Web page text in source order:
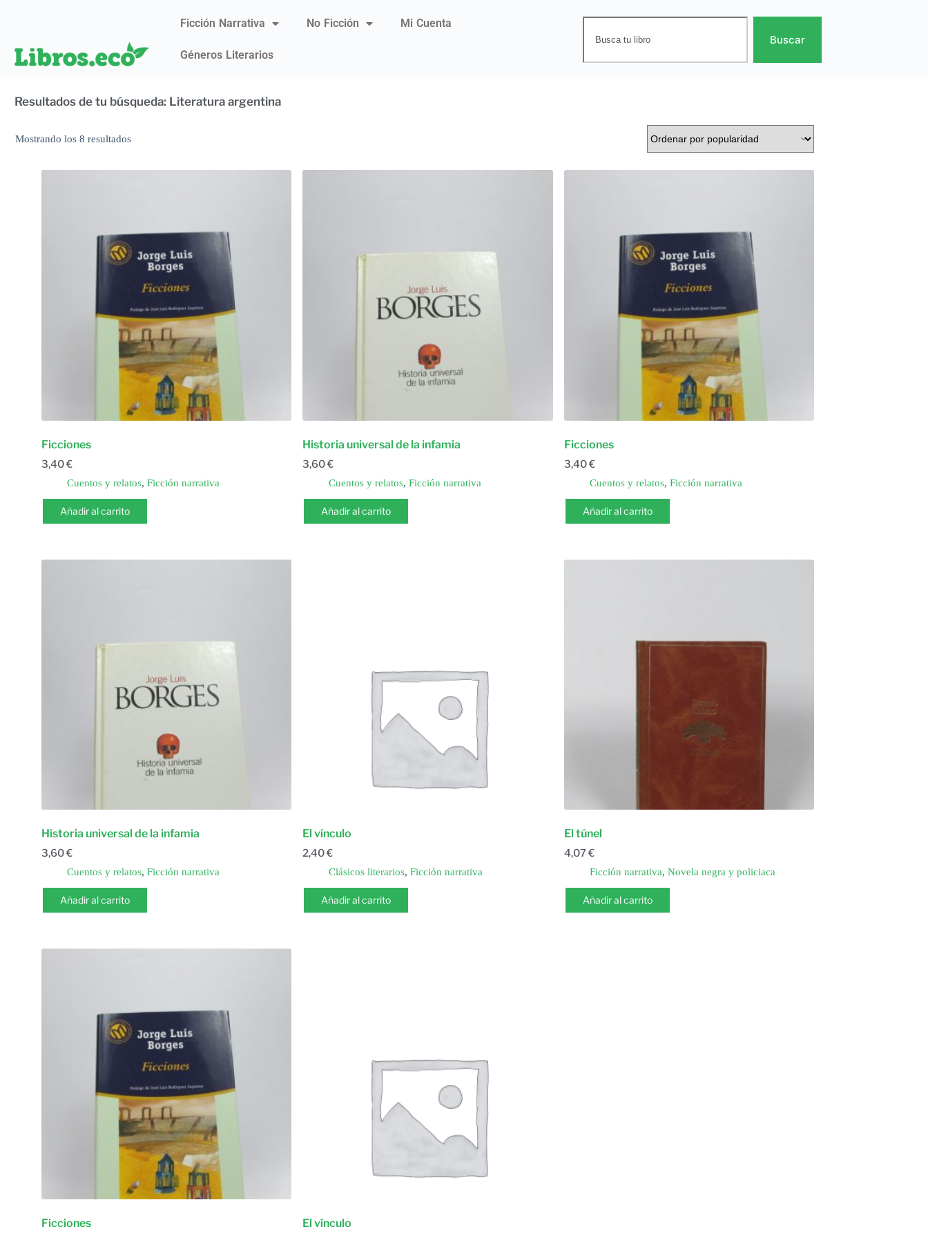
Ficción Narrativa No Ficción Mi Cuenta
Géneros Literarios
Buscar
Resultados de tu búsqueda: Literatura argentina
Mostrando los 8 resultados
Ficciones
3,40€
Cuentos y relatos, Ficción narrativa
Añadir al carrito
Historia universal de la infamia
3,60€
Cuentos y relatos, Ficción narrativa
Añadir al carrito
Ficciones
3,40€
Cuentos y relatos, Ficción narrativa
Añadir al carrito
Historia universal de la infamia
3,60€
Cuentos y relatos, Ficción narrativa
Añadir al carrito
El vínculo
2,40€
Clásicos literarios, Ficción narrativa
Añadir al carrito
El túnel
4,07€
Ficción narrativa, Novela negra y policiaca
Añadir al carrito
Ficciones El vínculo